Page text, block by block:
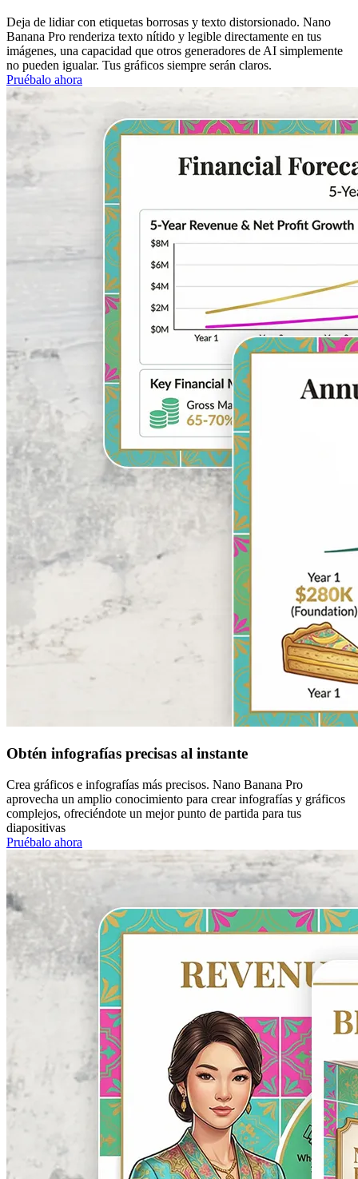
Deja de lidiar con etiquetas borrosas y texto distorsionado. Nano
Banana Pro renderiza texto nítido y legible directamente en tus
imágenes, una capacidad que otros generadores de AI simplemente
no pueden igualar. Tus gráficos siempre serán claros.
Pruébalo ahora
Obtén infografías precisas al instante
Crea gráficos e infografías más precisos. Nano Banana Pro
aprovecha un amplio conocimiento para crear infografías y gráficos
complejos, ofreciéndote un mejor punto de partida para tus
diapositivas
Pruébalo ahora